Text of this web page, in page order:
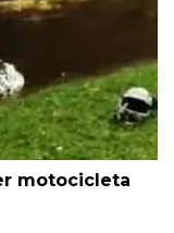
motocicleta